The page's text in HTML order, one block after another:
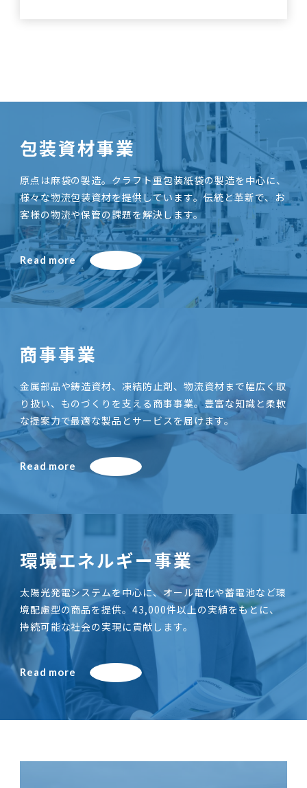
包装資材事業
原点は麻袋の製造。クラフト重包装紙袋の製造を中心に、
様々な物流包装資材を提供しています。伝統と革新で、お
客様の物流や保管の課題を解決します。
Read more
商事事業
金属部品や鋳造資材、凍結防止剤、物流資材まで幅広く取
り扱い、ものづくりを支える商事事業。豊富な知識と柔軟
な提案力で最適な製品とサービスを届けます。
Read more
環境エネルギー事業
太陽光発電システムを中心に、オール電化や蓄電池など環
境配慮型の商品を提供。43,000件以上の実績をもとに、
持続可能な社会の実現に貢献します。
Read more